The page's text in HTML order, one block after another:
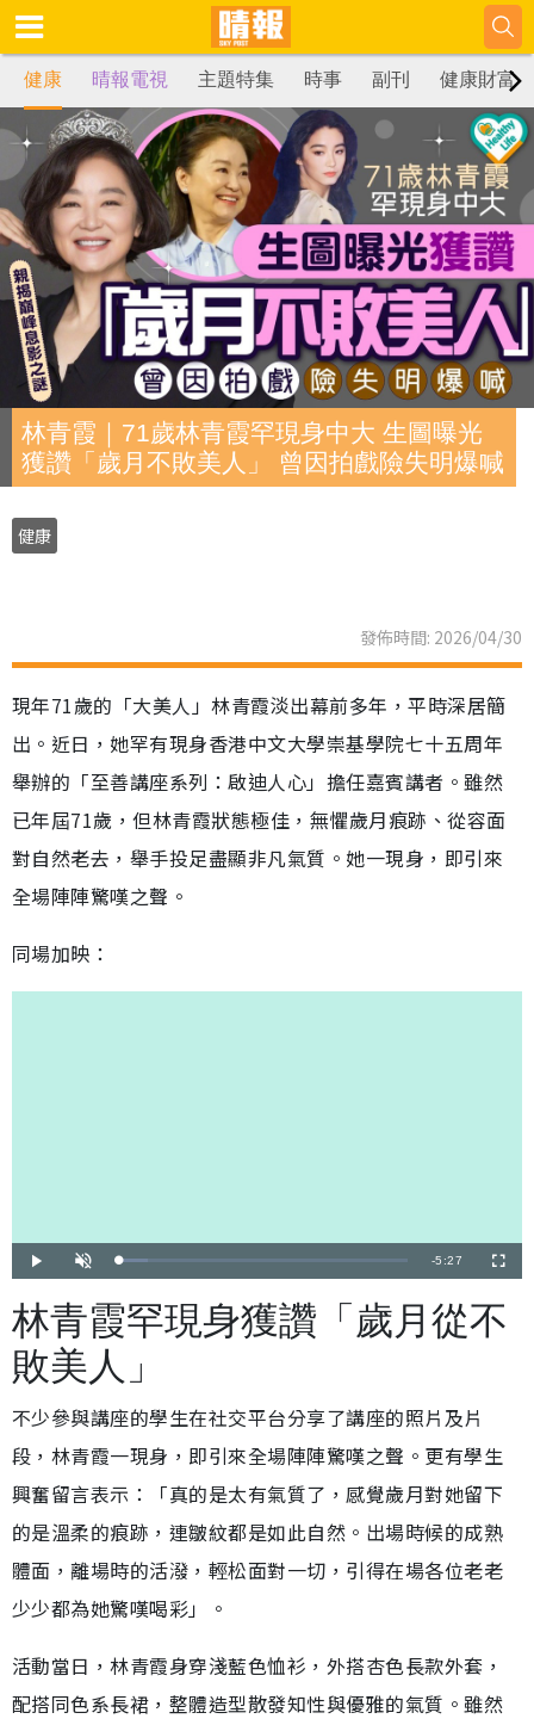
健康 晴報電視 主題特集 時事 副刊 健康財富
林青霞｜71歲林青霞罕現身中大 生圖曝光
獲讚「歲月不敗美人」 曾因拍戲險失明爆喊
健康
發佈時間: 2026/04/30
現年71歲的「大美人」林青霞淡出幕前多年，平時深居簡
出。近日，她罕有現身香港中文大學崇基學院七十五周年
舉辦的「至善講座系列：啟迪人心」擔任嘉賓講者。雖然
已年屆71歲，但林青霞狀態極佳，無懼歲月痕跡、從容面
對自然老去，舉手投足盡顯非凡氣質。她一現身，即引來
全場陣陣驚嘆之聲。
同場加映：
播
放
開
啟
載
入
:
9
剩
時
-5:27
全
螢
林青霞罕現身獲讚「歲月從不
敗美人」
不少參與講座的學生在社交平台分享了講座的照片及片
段，林青霞一現身，即引來全場陣陣驚嘆之聲。更有學生
興奮留言表示：「真的是太有氣質了，感覺歲月對她留下
的是溫柔的痕跡，連皺紋都是如此自然。出場時候的成熟
體面，離場時的活潑，輕松面對一切，引得在場各位老老
少少都為她驚嘆喝彩」。
活動當日，林青霞身穿淺藍色恤衫，外搭杏色長款外套，
配搭同色系長裙，整體造型散發知性與優雅的氣質。雖然